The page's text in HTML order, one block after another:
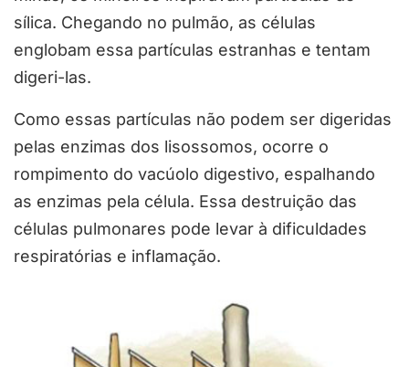
sílica. Chegando no pulmão, as células
englobam essa partículas estranhas e tentam
digeri-las.
Como essas partículas não podem ser digeridas
pelas enzimas dos lisossomos, ocorre o
rompimento do vacúolo digestivo, espalhando
as enzimas pela célula. Essa destruição das
células pulmonares pode levar à dificuldades
respiratórias e inflamação.